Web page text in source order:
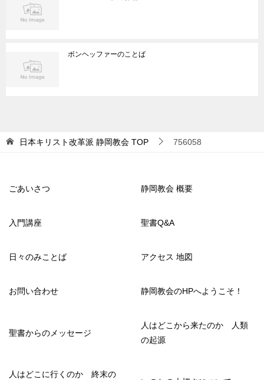
ボンヘッファーのことば
日本キリスト改革派 静岡教会 TOP 756058
ごあいさつ 静岡教会 概要
入門講座 聖書Q&A
日々のみことば アクセス 地図
お問い合わせ 静岡教会のHPへようこそ！
聖書からのメッセージ
人はどこから来たのか 人類
の起源
人はどこに行くのか 終末の